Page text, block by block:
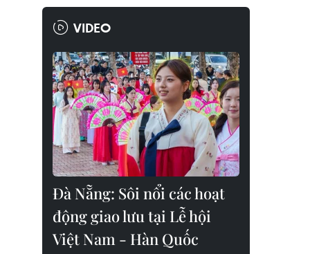
VIDEO
Đà Nẵng: Sôi nổi các hoạt
động giao lưu tại Lễ hội
Việt Nam - Hàn Quốc